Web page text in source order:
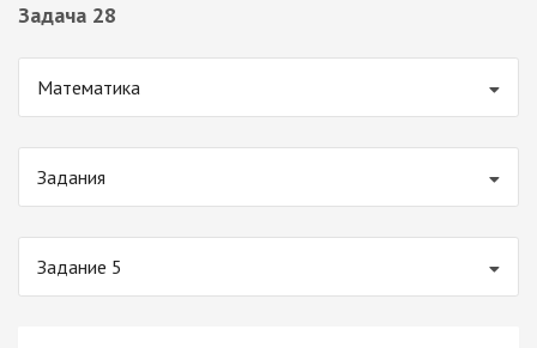
Задача 28
Математика
Задания
Задание 5